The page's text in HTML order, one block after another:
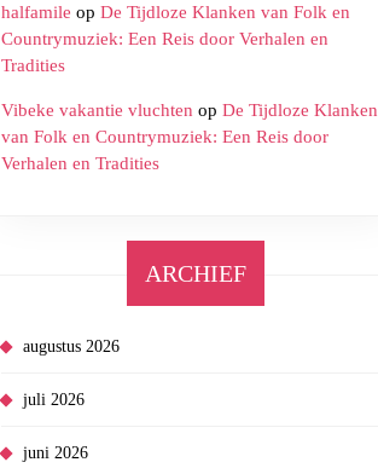
halfamile op De Tijdloze Klanken van Folk en
Countrymuziek: Een Reis door Verhalen en
Tradities
Vibeke vakantie vluchten op De Tijdloze Klanken
van Folk en Countrymuziek: Een Reis door
Verhalen en Tradities
ARCHIEF
augustus 2026
juli 2026
juni 2026